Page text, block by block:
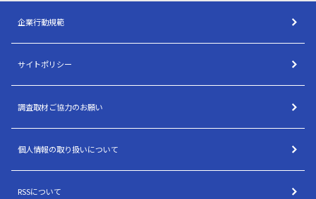
企業行動規範
サイトポリシー
調査取材ご協力のお願い
個人情報の取り扱いについて
RSSについて